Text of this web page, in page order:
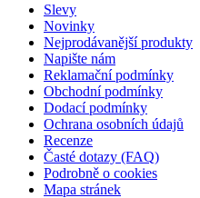
Slevy
Novinky
Nejprodávanější produkty
Napište nám
Reklamační podmínky
Obchodní podmínky
Dodací podmínky
Ochrana osobních údajů
Recenze
Časté dotazy (FAQ)
Podrobně o cookies
Mapa stránek